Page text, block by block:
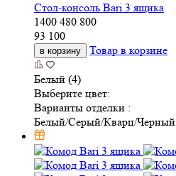
Стол-консоль Bari 3 ящика
1400 480 800
93 100
в корзину Товар в корзине
Белый (4)
Выберите цвет:
Варианты отделки :
Белый/Серый/Кварц/Черный